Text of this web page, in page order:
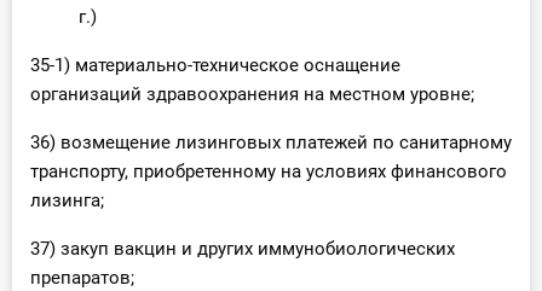
г.)
35-1) материально-техническое оснащение
организаций здравоохранения на местном уровне;
36) возмещение лизинговых платежей по санитарному
транспорту, приобретенному на условиях финансового
лизинга;
37) закуп вакцин и других иммунобиологических
препаратов;